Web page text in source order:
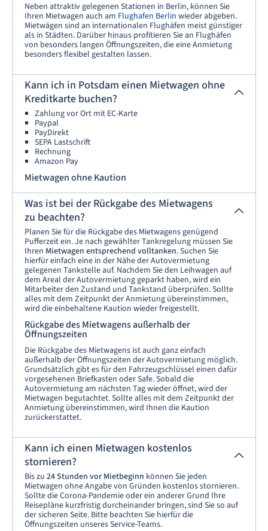
Neben attraktiv gelegenen Stationen in Berlin, können Sie
Ihren Mietwagen auch am Flughafen Berlin wieder abgeben.
Mietwägen sind an internationalen Flughäfen meist günstiger
als in Städten. Darüber hinaus profitieren Sie an Flughäfen
von besonders langen Öffnungszeiten, die eine Anmietung
besonders flexibel gestalten lassen.
Kann ich in Potsdam einen Mietwagen ohne
Kreditkarte buchen?
Zahlung vor Ort mit EC-Karte
Paypal
PayDirekt
SEPA Lastschrift
Rechnung
Amazon Pay
Mietwagen ohne Kaution
Was ist bei der Rückgabe des Mietwagens
zu beachten?
Planen Sie für die Rückgabe des Mietwagens genügend
Pufferzeit ein. Je nach gewählter Tankregelung müssen Sie
Ihren Mietwagen entsprechend volltanken. Suchen Sie
hierfür einfach eine in der Nähe der Autovermietung
gelegenen Tankstelle auf. Nachdem Sie den Leihwagen auf
dem Areal der Autovermietung geparkt haben, wird ein
Mitarbeiter den Zustand und Tankstand überprüfen. Sollte
alles mit dem Zeitpunkt der Anmietung übereinstimmen,
wird die einbehaltene Kaution wieder freigestellt.
Rückgabe des Mietwagens außerhalb der
Öffnungszeiten
Die Rückgabe des Mietwagens ist auch ganz einfach
außerhalb der Öffnungszeiten der Autovermietung möglich.
Grundsätzlich gibt es für den Fahrzeugschlüssel einen dafür
vorgesehenen Briefkasten oder Safe. Sobald die
Autovermietung am nächsten Tag wieder öffnet, wird der
Mietwagen begutachtet. Sollte alles mit dem Zeitpunkt der
Anmietung übereinstimmen, wird Ihnen die Kaution
zurückerstattet.
Kann ich einen Mietwagen kostenlos
stornieren?
Bis zu 24 Stunden vor Mietbeginn können Sie jeden
Mietwagen ohne Angabe von Gründen kostenlos stornieren.
Sollte die Corona-Pandemie oder ein anderer Grund Ihre
Reisepläne kurzfristig durcheinander bringen, sind Sie so auf
der sicheren Seite. Bitte beachten Sie hierfür die
Öffnungszeiten unseres Service-Teams.